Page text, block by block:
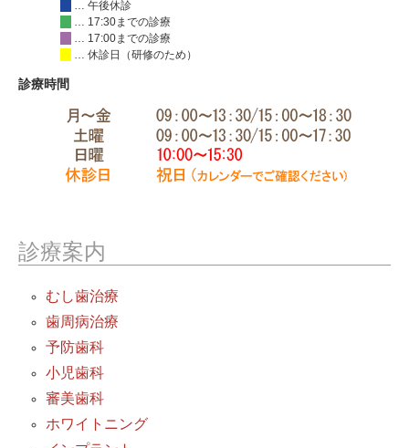
… 午後休診
… 17:30までの診療
… 17:00までの診療
… 休診日（研修のため）
診療時間
診療案内
むし歯治療
歯周病治療
予防歯科
小児歯科
審美歯科
ホワイトニング